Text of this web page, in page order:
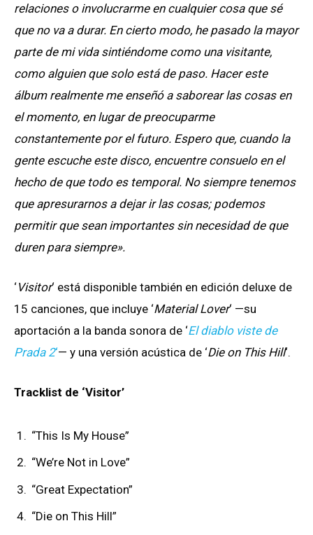
relaciones o involucrarme en cualquier cosa que sé
que no va a durar. En cierto modo, he pasado la mayor
parte de mi vida sintiéndome como una visitante,
como alguien que solo está de paso. Hacer este
álbum realmente me enseñó a saborear las cosas en
el momento, en lugar de preocuparme
constantemente por el futuro. Espero que, cuando la
gente escuche este disco, encuentre consuelo en el
hecho de que todo es temporal. No siempre tenemos
que apresurarnos a dejar ir las cosas; podemos
permitir que sean importantes sin necesidad de que
duren para siempre».
‘Visitor‘ está disponible también en edición deluxe de
15 canciones, que incluye ‘Material Lover‘ —su
aportación a la banda sonora de ‘El diablo viste de
Prada 2‘— y una versión acústica de ‘Die on This Hill‘.
Tracklist de ‘Visitor’
“This Is My House”
“We’re Not in Love”
“Great Expectation”
“Die on This Hill”